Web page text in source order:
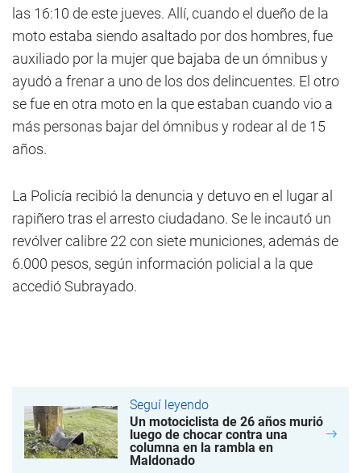
las 16:10 de este jueves. Allí, cuando el dueño de la
moto estaba siendo asaltado por dos hombres, fue
auxiliado por la mujer que bajaba de un ómnibus y
ayudó a frenar a uno de los dos delincuentes. El otro
se fue en otra moto en la que estaban cuando vio a
más personas bajar del ómnibus y rodear al de 15
años.
La Policía recibió la denuncia y detuvo en el lugar al
rapiñero tras el arresto ciudadano. Se le incautó un
revólver calibre 22 con siete municiones, además de
6.000 pesos, según información policial a la que
accedió Subrayado.
Seguí leyendo
Un motociclista de 26 años murió
luego de chocar contra una
columna en la rambla en
Maldonado